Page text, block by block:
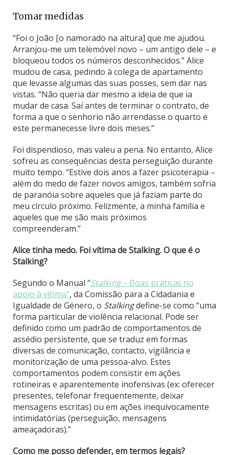
Tomar medidas
“Foi o João [o namorado na altura] que me ajudou.
Arranjou-me um telemóvel novo – um antigo dele – e
bloqueou todos os números desconhecidos.” Alice
mudou de casa, pedindo à colega de apartamento
que levasse algumas das suas posses, sem dar nas
vistas. “Não queria dar mesmo a ideia de que ia
mudar de casa. Saí antes de terminar o contrato, de
forma a que o senhorio não arrendasse o quarto e
este permanecesse livre dois meses.”
Foi dispendioso, mas valeu a pena. No entanto, Alice
sofreu as consequências desta perseguição durante
muito tempo. “Estive dois anos a fazer psicoterapia –
além do medo de fazer novos amigos, também sofria
de paranóia sobre aqueles que já faziam parte do
meu círculo próximo. Felizmente, a minha família e
aqueles que me são mais próximos
compreenderam.”
Alice tinha medo. Foi vítima de Stalking. O que é o
Stalking?
Segundo o Manual “Stalking– Boas práticas no
apoio à vítima”, da Comissão para a Cidadania e
Igualdade de Género, o Stalkingdefine-se como “uma
forma particular de violência relacional. Pode ser
definido como um padrão de comportamentos de
assédio persistente, que se traduz em formas
diversas de comunicação, contacto, vigilância e
monitorização de uma pessoa-alvo. Estes
comportamentos podem consistir em ações
rotineiras e aparentemente inofensivas (ex: oferecer
presentes, telefonar frequentemente, deixar
mensagens escritas) ou em ações inequivocamente
intimidatórias (perseguição, mensagens
ameaçadoras).”
Como me posso defender, em termos legais?